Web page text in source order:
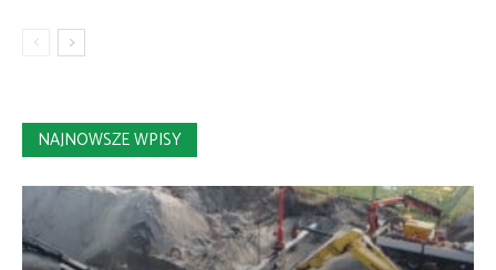
NAJNOWSZE WPISY